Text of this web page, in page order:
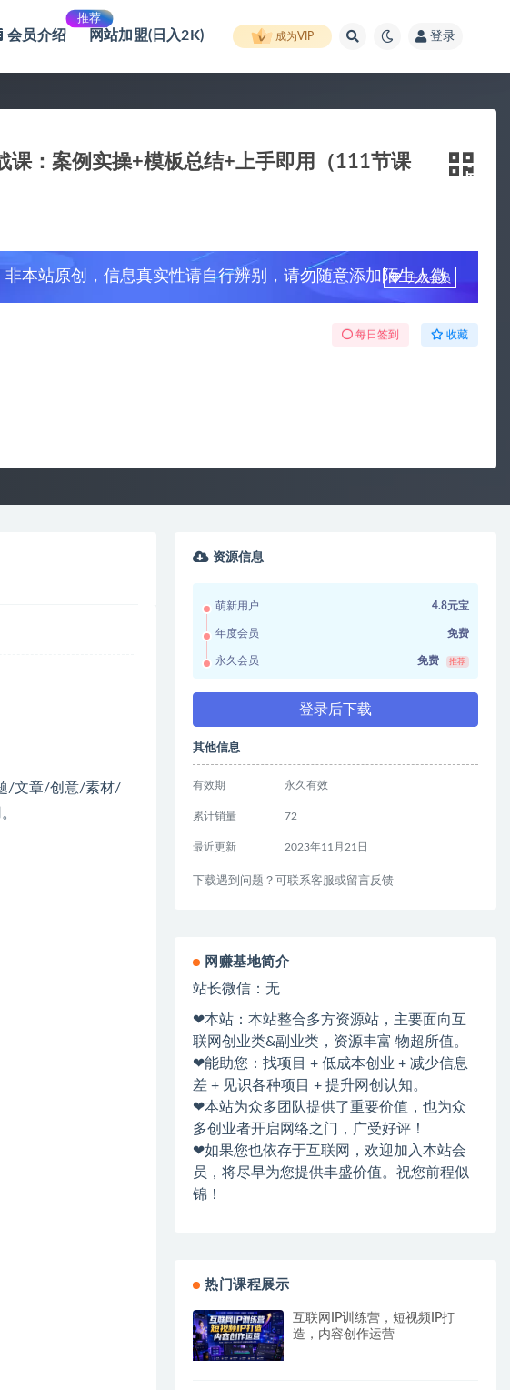
会员介绍
推荐
网站加盟(日入2K) 成为VIP 登录
课：案例实操+模板总结+上手即用（111节课
非本站原创，信息真实性请自行辨别，请勿随意添加陌生人微
升级会员
每日签到 收藏
/文章/创意/素材/
资源信息
萌新用户 4.8元宝
年度会员 免费
永久会员 免费 推荐
登录后下载
其他信息
有效期 永久有效
累计销量 72
最近更新 2023年11月21日
下载遇到问题？可联系客服或留言反馈
网赚基地简介
站长微信：无
❤本站：本站整合多方资源站，主要面向互
联网创业类&副业类，资源丰富 物超所值。
❤能助您：找项目 + 低成本创业 + 减少信息
差 + 见识各种项目 + 提升网创认知。
❤本站为众多团队提供了重要价值，也为众
多创业者开启网络之门，广受好评！
❤如果您也依存于互联网，欢迎加入本站会
员，将尽早为您提供丰盛价值。祝您前程似
锦！
热门课程展示
互联网IP训练营，短视频IP打
造，内容创作运营